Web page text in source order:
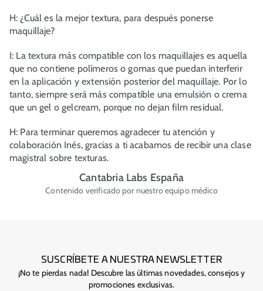
H: ¿Cuál es la mejor textura, para después ponerse
maquillaje?
I: La textura más compatible con los maquillajes es aquella
que no contiene polímeros o gomas que puedan interferir
en la aplicación y extensión posterior del maquillaje. Por lo
tanto, siempre será más compatible una emulsión o crema
que un gel o gelcream, porque no dejan film residual.
H: Para terminar queremos agradecer tu atención y
colaboración Inés, gracias a ti acabamos de recibir una clase
magistral sobre texturas.
Cantabria Labs España
Contenido verificado por nuestro equipo médico
SUSCRÍBETE A NUESTRA NEWSLETTER
¡No te pierdas nada! Descubre las últimas novedades, consejos y
promociones exclusivas.